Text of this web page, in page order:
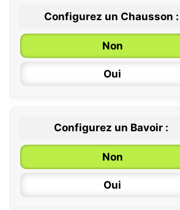
0 / 6 mois
6 / 12 mois
12 / 18 mois
Configurez un Chausson :
Non
Oui
Configurez un Bavoir :
Non
Oui